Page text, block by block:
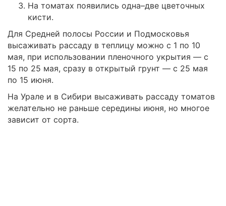
На томатах появились одна–две цветочных
кисти.
Для Средней полосы России и Подмосковья
высаживать рассаду в теплицу можно с 1 по 10
мая, при использовании пленочного укрытия — с
15 по 25 мая, сразу в открытый грунт — с 25 мая
по 15 июня.
На Урале и в Сибири высаживать рассаду томатов
желательно не раньше середины июня, но многое
зависит от сорта.